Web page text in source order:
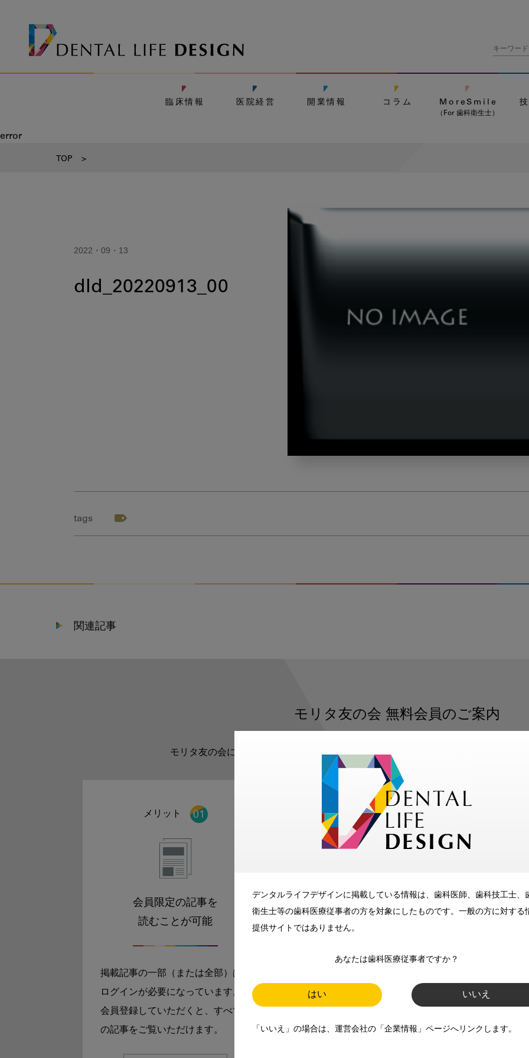
デンタルライフデザインに掲載している情報は、歯科医師、歯科技工士、
衛生士等の歯科医療従事者の方を対象にしたものです。一般の方に対する
提供サイトではありません。
あなたは歯科医療従事者ですか？
はい いいえ
「いいえ」の場合は、運営会社の「企業情報」ページへリンクします。
臨床情報 医院経営 開業情報 コラム MoreSmile
（For 歯科衛生士）
error
TOP >
2022・09・13
dld_20220913_00
tags
関連記事
モリタ友の会 無料会員のご案内
モリタ友の会に登録いただくと、デンタルライフデザインをもっと便利にご利用い
メリット
会員限定の記事を
読むことが可能
掲載記事の一部（または全部）は
ログインが必要になっています。
会員登録していただくと、すべて
の記事をご覧いただけます。
メリット
メールマガジンでお届け
師、歯科衛生士、歯科技工士）に
お届けします。